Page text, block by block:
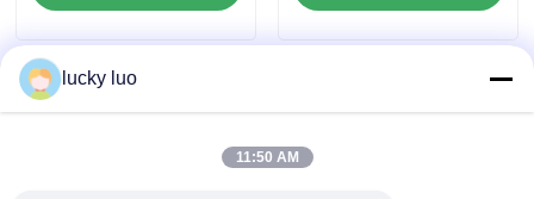
Absetzung und
großer pH-
Anpassbarkeit für die
Wasserbehandlung
Staubgehalt für die
Glasherstellung
lucky luo
11:50 AM